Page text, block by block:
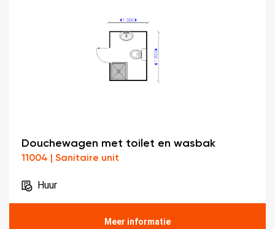
Douchewagen met toilet en wasbak
11004 | Sanitaire unit
Huur
Meer informatie